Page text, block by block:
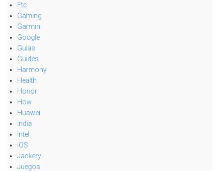
Ftc
Gaming
Garmin
Google
Guias
Guides
Harmony
Health
Honor
How
Huawei
India
Intel
iOS
Jackery
Juegos